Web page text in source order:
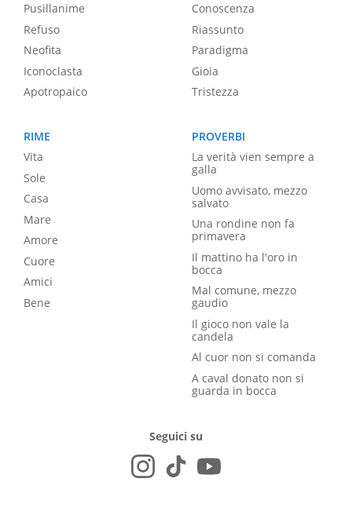
Pusillanime
Refuso
Neofita
Iconoclasta
Apotropaico
Conoscenza
Riassunto
Paradigma
Gioia
Tristezza
RIME
Vita
Sole
Casa
Mare
Amore
Cuore
Amici
Bene
PROVERBI
La verità vien sempre a
galla
Uomo avvisato, mezzo
salvato
Una rondine non fa
primavera
Il mattino ha l'oro in
bocca
Mal comune, mezzo
gaudio
Il gioco non vale la
candela
Al cuor non si comanda
A caval donato non si
guarda in bocca
Seguici su